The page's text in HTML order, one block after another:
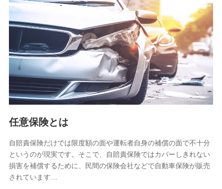
【共同して利用される利用データの項目】
当社又は株式会社NTTドコモがサービス提供等を通じて取得
した、以下の情報などの個人データ
基本情報
氏名、電話番号、メールアドレス、お客さまの識別子、
属性、連絡先、dポイントサービスのご利用に関する情
報。例として、dポイントカード番号、性別、年齢、家族
構成、住所、dポイント残高、dポイント利用履歴などが
含まれます。
当社又は株式会社NTTドコモが提供する各種サービスな
又は株式会社NTTドコモが提供する各種サービスのご契
約状態・ご利用履歴インターネット利用時の行動に関す
る情報、アプリケーション利用時の行動に関する情報、
購入されたサービスや商品の名称・購入場所・決済に関
する情報、アンケートの回答に関する情報などが含まれ
任意保険とは
自賠責保険だけでは限度額の面や運転者自身の補償の面で不十分
というのが現実です。そこで、自賠責保険ではカバーしきれない
損害を補償するために、民間の保険会社などで自動車保険が販売
されています…